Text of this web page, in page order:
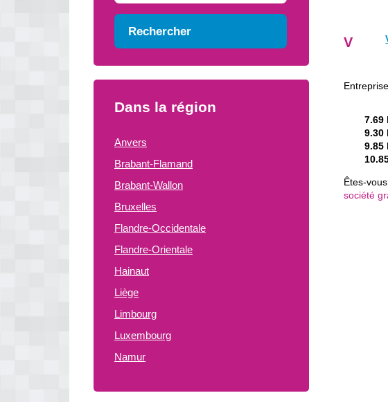
Rechercher
Dans la région
Anvers
Brabant-Flamand
Brabant-Wallon
Bruxelles
Flandre-Occidentale
Flandre-Orientale
Hainaut
Liège
Limbourg
Luxembourg
Namur
V
7.69
9.30
9.85
Êtes-
société